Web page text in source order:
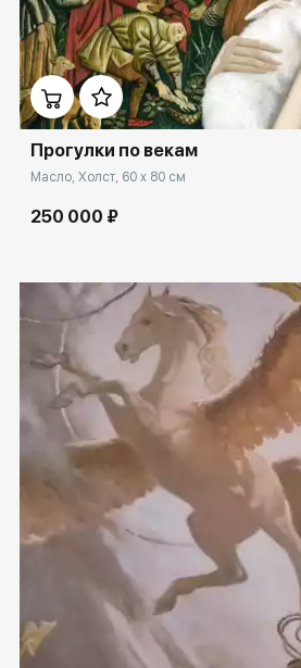
Домен:
Прогулки по векам
Масло, Холст, 60 x 80 см
250 000 ₽